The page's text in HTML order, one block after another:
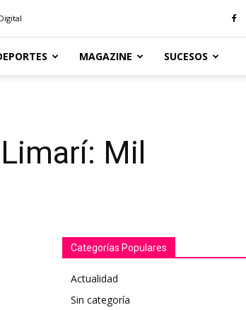
MAGAZINE SUCESOS
Mil
Categorías Populares
Actualidad
Sin categoría